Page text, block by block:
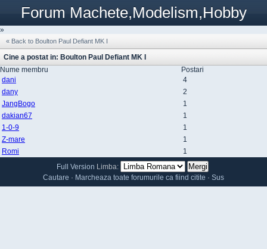
Forum Machete,Modelism,Hobby
»
« Back to Boulton Paul Defiant MK I
Cine a postat in: Boulton Paul Defiant MK I
Nume membru
Postari
dani
4
dany
2
JangBogo
1
dakian67
1
1-0-9
1
Z-mare
1
Romi
1
Full Version Limba:
Cautare · Marcheaza toate forumurile ca fiind citite · Sus